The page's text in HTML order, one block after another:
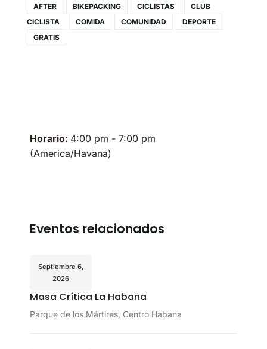
AFTER BIKEPACKING CICLISTAS
CLUB
CICLISTA
COMIDA COMUNIDAD
DEPORTE
GRATIS
Horario: 4:00 pm - 7:00 pm
(America/Havana)
Eventos relacionados
Septiembre 6,
2026
Masa Crítica La Habana
Parque de los Mártires, Centro Habana